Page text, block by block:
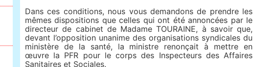
Dans ces conditions, nous vous demandons de prendre les
mêmes dispositions que celles qui ont été annoncées par le
directeur de cabinet de Madame TOURAINE, à savoir que,
devant l’opposition unanime des organisations syndicales du
ministère de la santé, la ministre renonçait à mettre en
œuvre la PFR pour le corps des Inspecteurs des Affaires
Sanitaires et Sociales.